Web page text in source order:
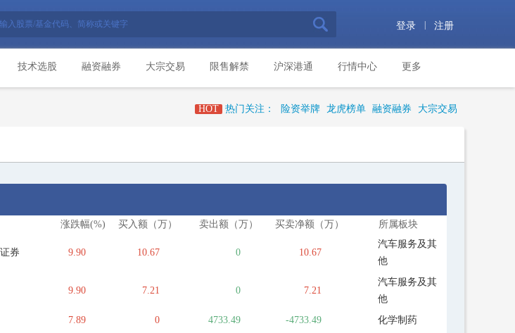
登录 注册
技术选股 融资融券 大宗交易 限售解禁 沪深港通 行情中心 更多
HOT 热门关注： 险资举牌 龙虎榜单 融资融券 大宗交易
涨跌幅(%) 买入额（万） 卖出额（万） 买卖净额（万） 所属板块
券 9.90 10.67 0 10.67
汽车服务及其
他
9.90 7.21 0 7.21
汽车服务及其
他
7.89 0 4733.49 -4733.49
化学制药